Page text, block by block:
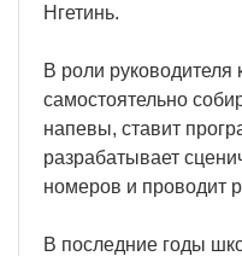
Нгетинь.
В роли руководителя
самостоятельно
напевы, ставит
разрабатывает
номеров и проводит
В последние годы